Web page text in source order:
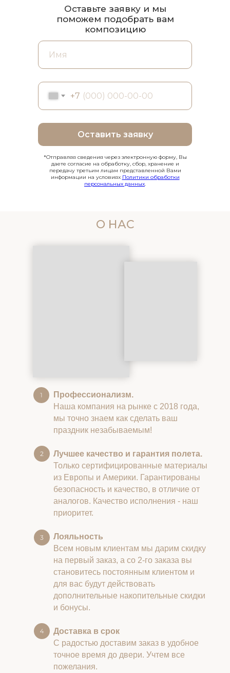
+7
Оставить заявку
Оставьте заявку и мы
поможем подобрать вам
композицию
*Отправляя сведения через электронную форму, Вы
даете согласие на обработку, сбор, хранение и
передачу третьим лицам представленной Вами
информации на условиях Политики обработки
персональных данных.
О НАС
Профессионализм.
Наша компания на рынке с 2018 года,
мы точно знаем как сделать ваш
праздник незабываемым!
Лучшее качество и гарантия полета.
Только сертифицированные материалы
из Европы и Америки. Гарантированы
безопасность и качество, в отличие от
аналогов. Качество исполнения - наш
приоритет.
Лояльность
Всем новым клиентам мы дарим скидку
на первый заказ, а со 2-го заказа вы
становитесь постоянным клиентом и
для вас будут действовать
дополнительные накопительные скидки
и бонусы.
Доставка в срок
С радостью доставим заказ в удобное
точное время до двери. Учтем все
пожелания.